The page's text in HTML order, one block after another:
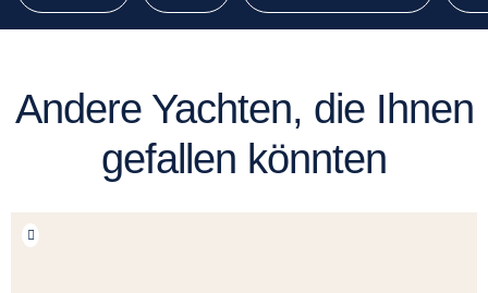
Andere Yachten, die Ihnen
gefallen könnten